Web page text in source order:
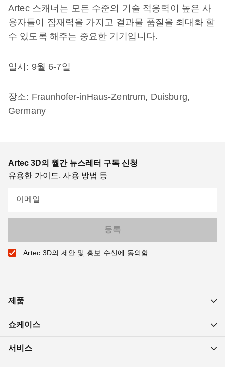
Artec 스캐너는 모든 수준의 기술 적응력이 높은 사
용자들이 잠재력을 가지고 결과물 품질을 최대화 할
수 있도록 해주는 중요한 기기입니다.
일시: 9월 6-7일
장소: Fraunhofer-inHaus-Zentrum, Duisburg,
Germany
Artec 3D의 월간 뉴스레터 구독 신청
유용한 가이드, 사용 방법 등
이메일
Artec 3D의 제안 및 홍보 수신에 동의함
제품
쇼케이스
서비스